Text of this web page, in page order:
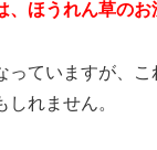
ほうれん草のお
っていますが、こ
れません。